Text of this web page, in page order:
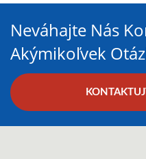
Neváhajte Nás
Akýmikoľvek